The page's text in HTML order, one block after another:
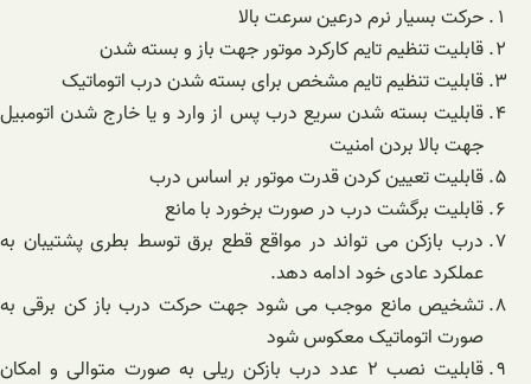
حرکت بسیار نرم درعین سرعت بالا
قابلیت تنظیم تایم کارکرد موتور جهت باز و بسته شدن
قابلیت تنظیم تایم مشخص برای بسته شدن درب اتوماتیک
قابلیت بسته شدن سریع درب پس از وارد و یا خارج شدن اتومبیل
جهت بالا بردن امنیت
قابلیت تعیین کردن قدرت موتور بر اساس درب
قابلیت برگشت درب در صورت برخورد با مانع
درب بازکن می تواند در مواقع قطع برق توسط بطری پشتیبان به
عملکرد عادی خود ادامه دهد.
تشخیص مانع موجب می شود جهت حرکت درب باز کن برقی به
صورت اتوماتیک معکوس شود
قابلیت نصب ۲ عدد درب بازکن ریلی به صورت متوالی و امکان